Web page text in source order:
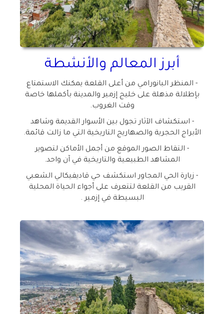
أبرز المعالم والأنشطة
- المنظر البانورامي من أعلى القلعة يمكنك الاستمتاع
بإطلالة مذهلة على خليج إزمير والمدينة بأكملها خاصة
وقت الغروب.
- استكشاف الآثار تجول بين الأسوار القديمة وشاهد
الأبراج الحجرية والصهاريج التاريخية التي ما زالت قائمة.
- التقاط الصور الموقع من أجمل الأماكن لتصوير
المشاهد الطبيعية والتاريخية في آن واحد.
- زيارة الحي المجاور استكشف حي قاديفيكالي الشعبي
القريب من القلعة لتتعرف على أجواء الحياة المحلية
البسيطة في إزمير .